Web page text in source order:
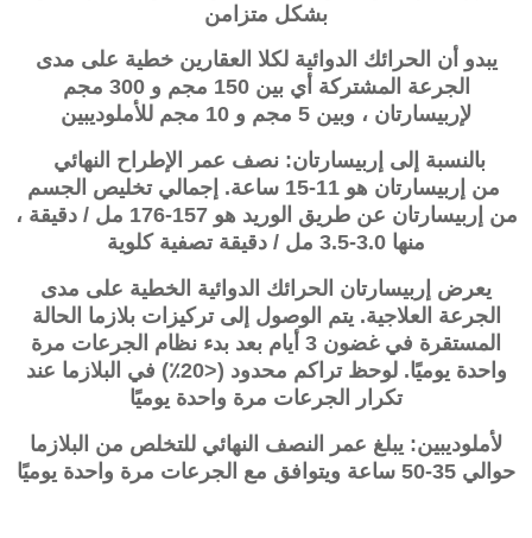
بشكل متزامن
يبدو أن الحرائك الدوائية لكلا العقارين خطية على مدى
الجرعة المشتركة أي بين 150 مجم و 300 مجم
لإربيسارتان ، وبين 5 مجم و 10 مجم للأملوديبين
بالنسبة إلى إربيسارتان: نصف عمر الإطراح النهائي
من إربيسارتان
هو 11-15 ساعة. إجمالي تخليص الجسم
من إربيسارتان
عن طريق الوريد هو 157-176 مل / دقيقة ،
منها 3.0-3.5 مل / دقيقة تصفية كلوية
يعرض إربيسارتان الحرائك الدوائية الخطية على مدى
الجرعة العلاجية. يتم الوصول إلى تركيزات بلازما الحالة
المستقرة في غضون 3 أيام بعد بدء نظام الجرعات مرة
واحدة يوميًا. لوحظ تراكم محدود (<20٪) في البلازما عند
تكرار الجرعات مرة واحدة يوميًا
لأملوديبين: يبلغ عمر النصف النهائي للتخلص من البلازما
حوالي 35-50 ساعة ويتوافق مع الجرعات مرة واحدة يوميًا